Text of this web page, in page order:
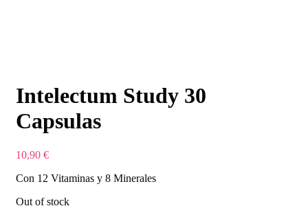
Intelectum Study 30
Capsulas
10,90 €
Con 12 Vitaminas y 8 Minerales
Out of stock